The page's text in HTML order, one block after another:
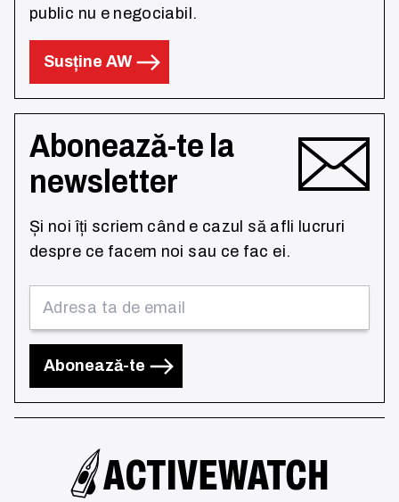
public nu e negociabil.
Susține AW
Abonează-te la
newsletter
Și noi îți scriem când e cazul să afli lucruri
despre ce facem noi sau ce fac ei.
Abonează-te